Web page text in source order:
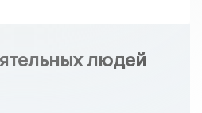
людей